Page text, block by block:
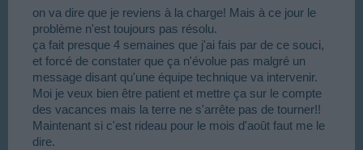
on va dire que je reviens à la charge! Mais à ce jour le
problème n'est toujours pas résolu.
ça fait presque 4 semaines que j'ai fais par de ce souci,
et forcé de constater que ça n'évolue pas malgré un
message disant qu'une équipe technique va intervenir.
Moi je veux bien être patient et mettre ça sur le compte
des vacances mais la terre ne s'arrête pas de tourner!!
Maintenant si c'est rideau pour le mois d'août faut me le
dire.